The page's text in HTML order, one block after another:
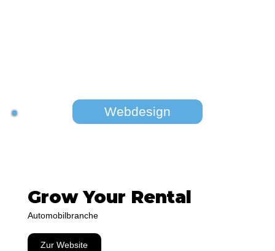
Grow Your Rental
Automobilbranche
Zur Website
Webdesign